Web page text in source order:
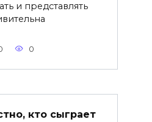
и представлять
0
кто сыграет